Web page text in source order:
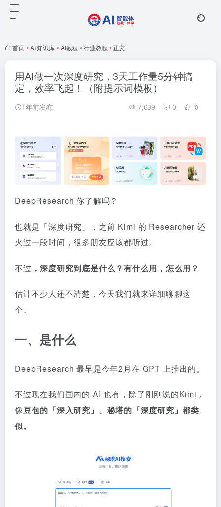
首页 • AI 知识库 • AI教程 • 行业教程 • 正文
用AI做一次深度研究，3天工作量5分钟搞
定，效率飞起！（附提示词模板）
1年前发布 7,639 0 0
DeepResearch 你了解吗？
也就是「深度研究」，之前 Kimi 的 Researcher 还
火过一段时间，很多朋友应该都听过。
不过 ， 深度研究到底是什么？有什么用，怎么用？
估计不少人还不清楚，今天我们就来详细聊聊这
个。
一、是什么
DeepResearch 最早是今年2月在 GPT 上推出的。
不过现在我们国内的 AI 也有，除了刚刚说的Kimi，
像豆包的「深入研究」、秘塔的「深度研究」都类
似。